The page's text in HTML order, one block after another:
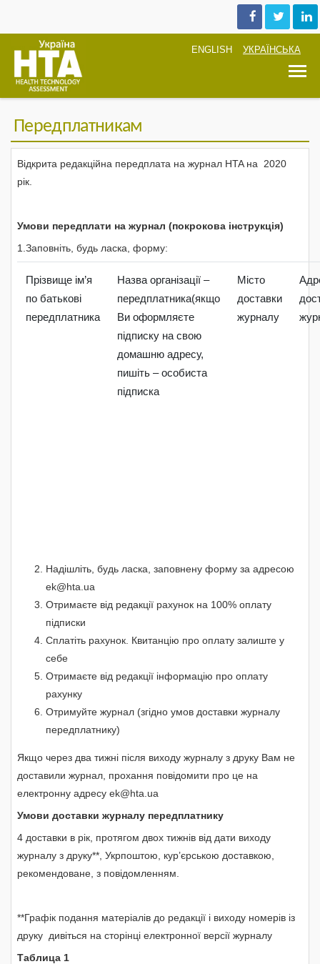
ENGLISH УКРАЇНСЬКА
Передплатникам
Відкрита редакційна передплата на журнал HTA на 2020
рiк.
Умови передплати на журнал (покрокова інструкція)
1.Заповніть, будь ласка, форму:
Прізвище ім’я
по батькові
передплатника
Назва організації –
передплатника(якщо
Ви оформляєте
підписку на свою
домашню адресу,
пишіть – особиста
підписка
Місто
доставки
журналу
Надішліть, будь ласка, заповнену форму за адресою
ek@hta.ua
Отримаєте від редакції рахунок на 100% оплату
підписки
Сплатіть рахунок. Квитанцію про оплату залиште у
себе
Отримаєте від редакції інформацію про оплату
рахунку
Отримуйте журнал (згідно умов доставки журналу
передплатнику)
Якщо через два тижні після виходу журналу з друку Вам не
доставили журнал, прохання повідомити про це на
електронну адресу ek@hta.ua
Умови доставки журналу передплатнику
4 доставки в рік, протягом двох тижнів від дати виходу
журналу з друку**, Укрпоштою, кур’єрською доставкою,
рекомендоване, з повідомленням.
**Графік подання матеріалів до редакції і виходу номерів із
друку дивіться на сторінці електронної версії журналу
Таблица 1